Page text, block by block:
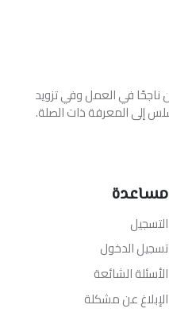
في العمل وفي تزويد
إلى المعرفة ذات الصلة.
مساعدة
التسجيل
تسجيل الدخول
الأسئلة الشائعة
الإبلاغ عن مشكلة